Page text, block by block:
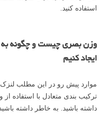
از آن چشم شما کجا می رود؟ در
می بینید، نشان می دهد که آن
بصری یک ابزار ترکیب بندی در
چشم بیننده را به سمت یک نقطه